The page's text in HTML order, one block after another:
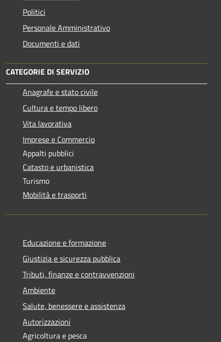
Politici
Personale Amministrativo
Documenti e dati
CATEGORIE DI SERVIZIO
Anagrafe e stato civile
Cultura e tempo libero
Vita lavorativa
Imprese e Commercio
Appalti pubblici
Catasto e urbanistica
Turismo
Mobilità e trasporti
Educazione e formazione
Giustizia e sicurezza pubblica
Tributi, finanze e contravvenzioni
Ambiente
Salute, benessere e assistenza
Autorizzazioni
Agricoltura e pesca